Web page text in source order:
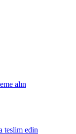
alın
teslim edin